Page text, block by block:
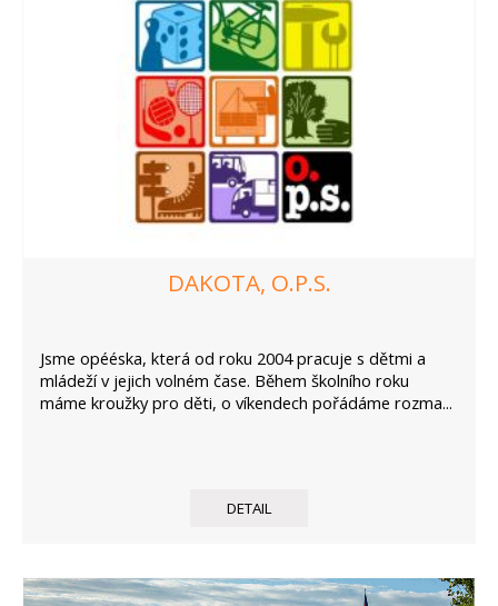
DAKOTA, O.P.S.
Jsme opééska, která od roku 2004 pracuje s dětmi a
mládeží v jejich volném čase. Během školního roku
máme kroužky pro děti, o víkendech pořádáme rozma...
DETAIL